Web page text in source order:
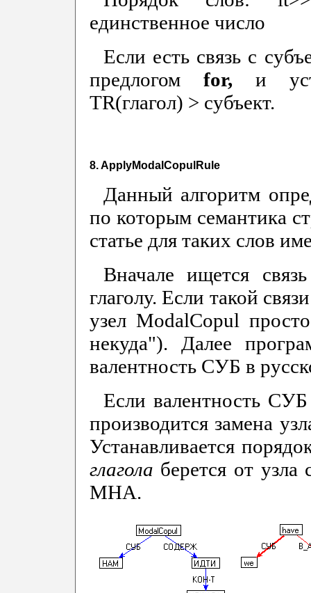
единственное число
Если есть связь с
предлогом for, и
TR(глагол) > субъект.
8. ApplyModalCopulRule
Данный алгоритм
по которым семантика
статье для таких слов
Вначале ищется
глаголу. Если такой
узел ModalCopul
некуда"). Далее
валентность СУБ в
Если валентность
производится замена
Устанавливается
глагола берется от
МНА.